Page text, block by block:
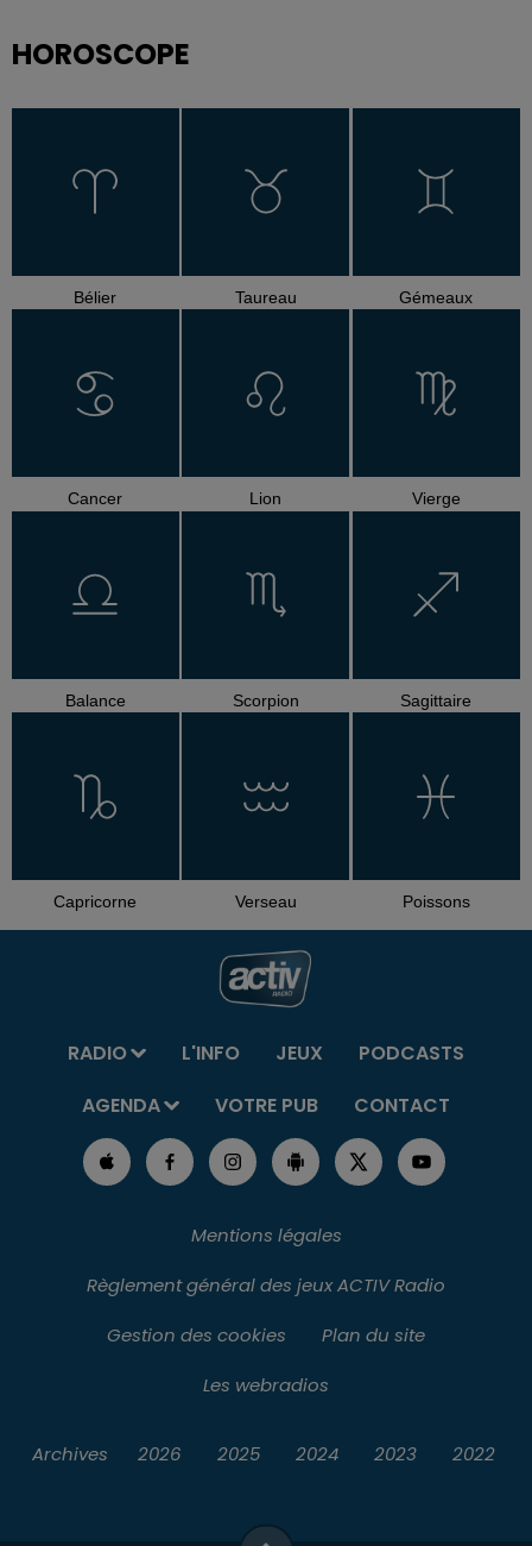
HOROSCOPE
Bélier Taureau Gémeaux
Cancer Lion Vierge
Balance Scorpion Sagittaire
Capricorne Verseau Poissons
RADIO L'INFO JEUX
PODCASTS
AGENDA
VOTRE PUB CONTACT
Mentions légales
Règlement général des jeux ACTIV Radio
Gestion des cookies
Plan du site
Les webradios
Archives 2026 2025 2024 2023 2022